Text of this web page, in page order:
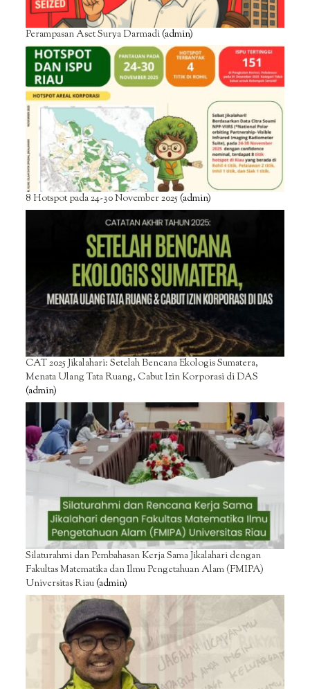
Perampasan Aset Surya Darmadi(admin)
8 Hotspot pada 24-30 November 2025(admin)
CAT 2025 Jikalahari: Setelah Bencana Ekologis Sumatera,
Menata Ulang Tata Ruang, Cabut Izin Korporasi di DAS
(admin)
Silaturahmi dan Pembahasan Kerja Sama Jikalahari dengan
Fakultas Matematika dan Ilmu Pengetahuan Alam (FMIPA)
Universitas Riau(admin)